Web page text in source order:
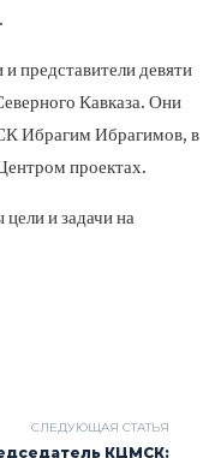
представители девяти
Кавказа. Они
Ибрагим Ибрагимов, в
проектах.
и задачи на
СЛЕДУЮЩАЯ СТАТЬЯ
КЦМСК: